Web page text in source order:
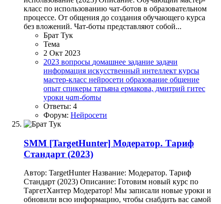
класс по использованию чат-ботов в образовательном
процессе. От общения до создания обучающего курса
без вложений. Чат-боты представляют собой...
Брат Тук
Тема
2 Окт 2023
2023 вопросы домашнее задание задачи
информация искусственный интеллект курсы
мастер-класс нейросети образование общение
опыт спикеры татьяна ермакова, дмитрий гитес
уроки чат-боты
Ответы: 4
Форум: Нейросети
SMM [TargetHunter] Модератор. Тариф
Стандарт (2023)
Автор: TargetHunter Название: Модератор. Тариф
Стандарт (2023) Описание: Готовим новый курс по
ТаргетХантер Модератор! Мы записали новые уроки и
обновили всю информацию, чтобы снабдить вас самой